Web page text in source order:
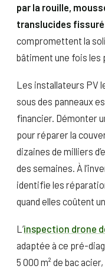
par la rouille,
translucides
compromettent la
bâtiment une fois les
Les installateurs PV
sous des panneaux
financier. Démonter
pour réparer la
dizaines de milliers
des semaines. À
identifie les
quand elles coûtent
L’inspection drone
adaptée à ce pré-
5 000 m² de bac